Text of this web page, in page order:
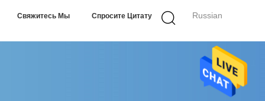
Russian
Свяжитесь Мы Спросите Цитату